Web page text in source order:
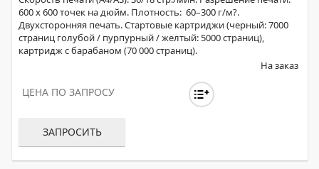
600 x 600 точек на дюйм. Плотность: 60–300 г/м?.
Двухсторонняя печать. Стартовые картриджи (черный: 7000
страниц голубой / пурпурный / желтый: 5000 страниц),
картридж с барабаном (70 000 страниц).
На заказ
ЦЕНА ПО ЗАПРОСУ
ЗАПРОСИТЬ